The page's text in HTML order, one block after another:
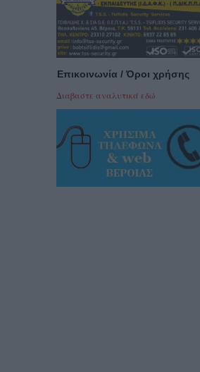
Επικοινωνία / Όροι χρήσης
Διαβαστε αναλυτικά εδώ